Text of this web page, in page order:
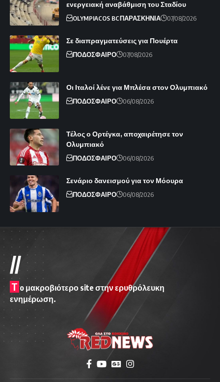
ενεργειακή αναβάθμιση του Σταδίου
OLYMPIACOS BCΠΑΡΑΣΚΗΝΙΑ 07/08/2026
Σε διαπραγματεύσεις για Πουέρτα
ΠΟΔΟΣΦΑΙΡΟ 07/08/2026
Οι Ιταλοί λένε για Μπλέσα στον Ολυμπιακό
ΠΟΔΟΣΦΑΙΡΟ 06/08/2026
Τέλος ο Ορτέγκα, αποχαιρέτησε τον
Ολυμπιακό
ΠΟΔΟΣΦΑΙΡΟ 06/08/2026
Σενάριο δανεισμού για τον Μόουρα
ΠΟΔΟΣΦΑΙΡΟ 06/08/2026
//
T o μακροβιότερο site στην ερυθρόλευκη
ενημέρωση.